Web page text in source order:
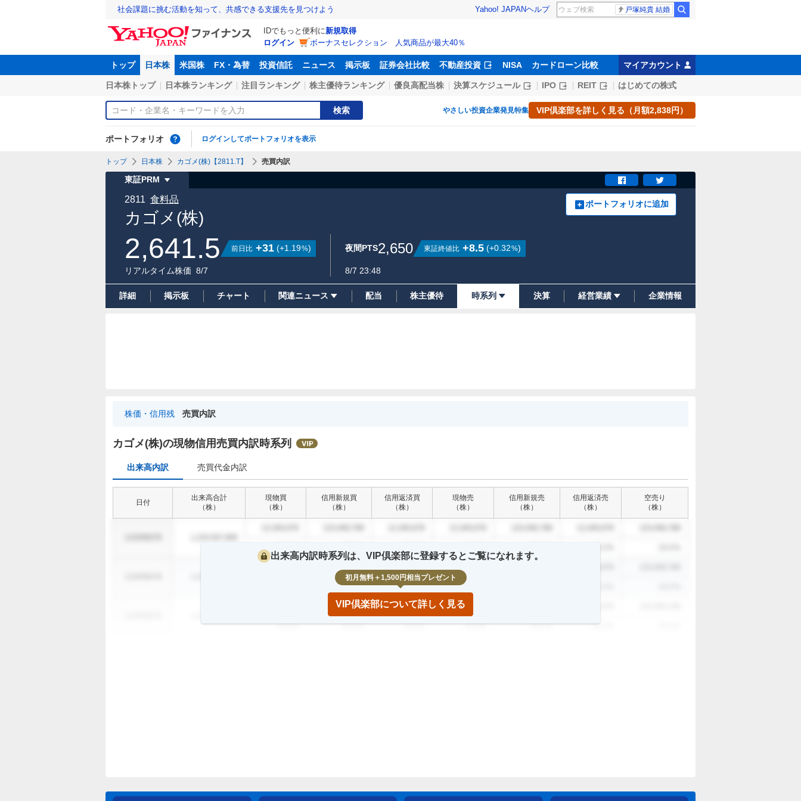
社会課題に挑む活動を知って、共感できる支援先を見つけよう Yahoo! JAPANヘルプ 戸塚純貴 結婚
IDでもっと便利に新規取得
ログイン
ボーナスセレクション 人気商品が最大40％
トップ 日本株 米国株 FX・為替 投資信託 ニュース 掲示板 証券会社比較 不動産投資 NISA カードローン比較 マイアカウント
日本株トップ 日本株ランキング 注目ランキング 株主優待ランキング 優良高配当株 決算スケジュール IPO REIT はじめての株式
検索 やさしい投資企業発見特集 VIP倶楽部を詳しく見る（月額2,838円）
ポートフォリオ ログインしてポートフォリオを表示
トップ 日本株 カゴメ(株)【2811.T】 売買内訳
東証PRM
カゴメ(株)
2811 食料品 ポートフォリオに追加
2,641.5 前日比 +31 (+1.19%)
リアルタイム株価 8/7
夜間PTS2,650 東証終値比 +8.5 (+0.32%)
8/7 23:48
詳細 掲示板 チャート 関連ニュース 配当 株主優待 時系列 決算 経営業績 企業情報
株価・信用残 売買内訳
カゴメ(株)の現物信用売買内訳時系列
来
訳
出来高内訳 売買代金内訳
日付
出来高合計
（株）
現物買
（株）
信用新規買
（株）
信用返済買
（株）
現物売
（株）
信用新規売
（株）
信用返済売
（株）
空売り
（株）
23.4% 12.3%
123,456,789 12,345,678 12,345,678
12.3% 23.4% 12.3% 12.3% 23.4% 12.3
出来高内訳時系列は、VIP倶楽部に登録するとご覧になれます。
初月無料＋1,500円相当プレゼント
VIP倶楽部について詳しく見る